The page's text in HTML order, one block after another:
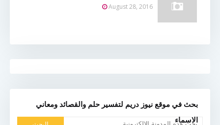
August 28, 2016
بحث في موقع نيوز دريم لتفسير حلم والقصائد ومعاني
الاسماء